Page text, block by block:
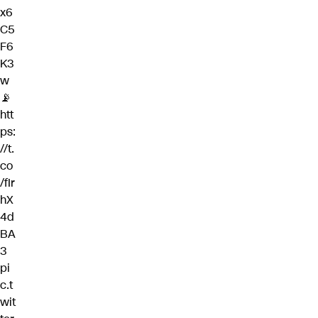
x6
C5
F6
K3
w
📡
htt
ps:
//t.
co
/fIr
hX
4d
BA
3
pi
c.t
wit